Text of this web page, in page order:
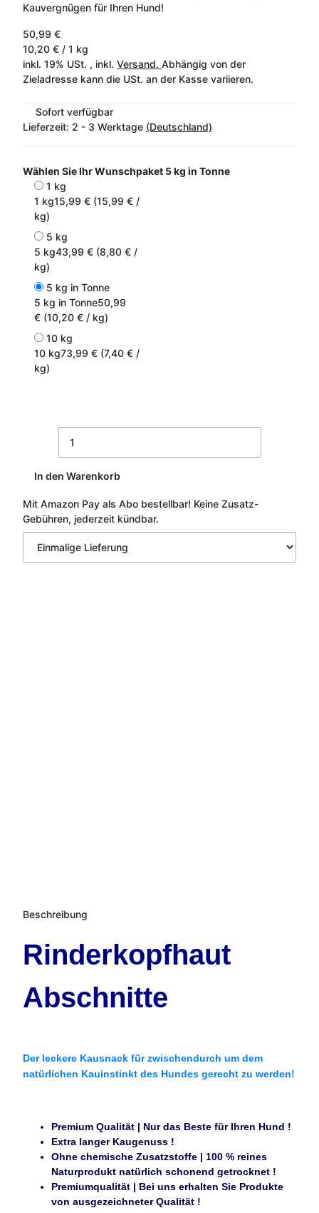
Kauvergnügen für Ihren Hund!
50,99 €
10,20 € / 1 kg
inkl. 19% USt. , inkl. Versand. Abhängig von der
Zieladresse kann die USt. an der Kasse variieren.
Sofort verfügbar
Lieferzeit: 2 - 3 Werktage (Deutschland)
Wählen Sie Ihr Wunschpaket 5 kg in Tonne
1 kg
1 kg15,99 € (15,99 € /
kg)
5 kg
5 kg43,99 € (8,80 € /
kg)
5 kg in Tonne
5 kg in Tonne50,99
€ (10,20 € / kg)
10 kg
10 kg73,99 € (7,40 € /
kg)
In den Warenkorb
Mit Amazon Pay als Abo bestellbar! Keine Zusatz-
Gebühren, jederzeit kündbar.
Beschreibung
Rinderkopfhaut
Abschnitte
Der leckere Kausnack für zwischendurch um dem
natürlichen Kauinstinkt des Hundes gerecht zu werden!
Premium Qualität | Nur das Beste für Ihren Hund !
Extra langer Kaugenuss !
Ohne chemische Zusatzstoffe | 100 % reines
Naturprodukt natürlich schonend getrocknet !
Premiumqualität | Bei uns erhalten Sie Produkte
von ausgezeichneter Qualität !